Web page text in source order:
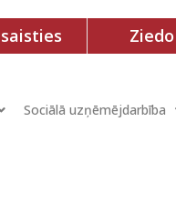
Ziedo
Sociālā uzņēmējdarbība